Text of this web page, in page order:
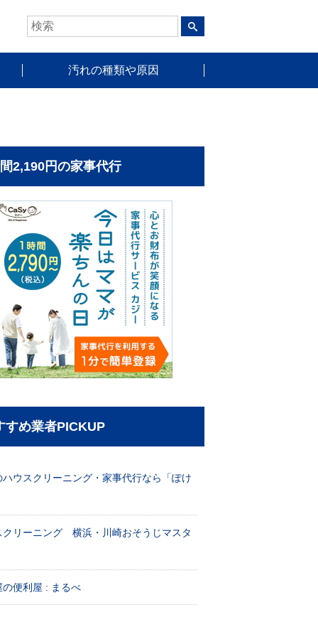
汚れの種類や原因
2,190円の家事代行
すめ業者PICKUP
ハウスクリーニング・家事代行なら「ぽけ
クリーニング 横浜・川崎おそうじマスタ
の便利屋 : まるべ